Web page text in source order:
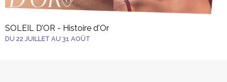
SOLEIL D’OR - Histoire d'Or
DU 22 JUILLET AU 31 AOÛT